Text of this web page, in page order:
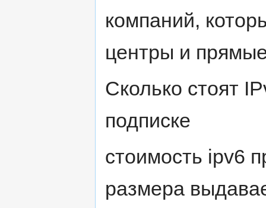
компаний,
центры и
Сколько стоят
подписке
стоимость ipv6
размера